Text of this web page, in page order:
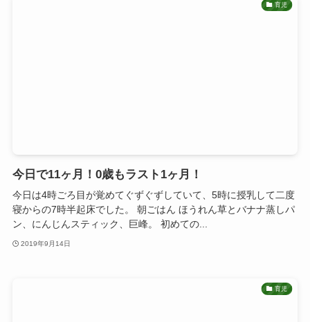
育児
今日で11ヶ月！0歳もラスト1ヶ月！
今日は4時ごろ目が覚めてぐずぐずしていて、5時に授乳して二度
寝からの7時半起床でした。 朝ごはん ほうれん草とバナナ蒸しパ
ン、にんじんスティック、巨峰。 初めての...
2019年9月14日
育児